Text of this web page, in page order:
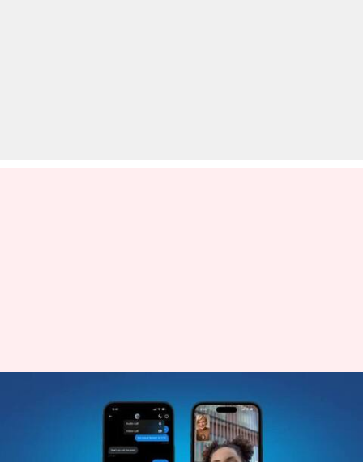
X Memperluas Fitur Panggilan
Audio Dan Video Ke Pengguna
Non-Premium